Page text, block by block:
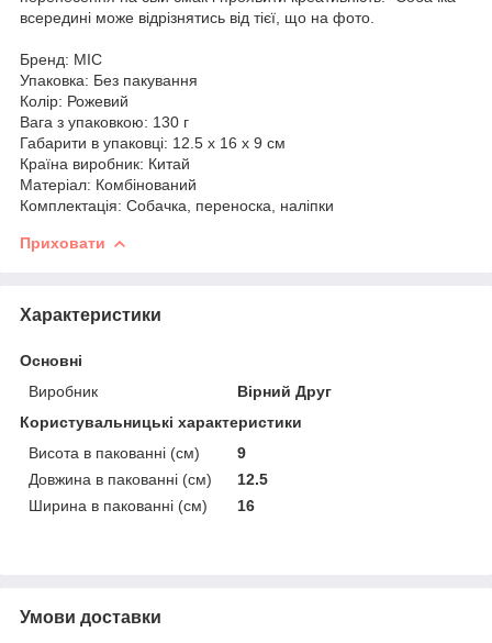
всередині може відрізнятись від тієї, що на фото.
Бренд: MIC
Упаковка: Без пакування
Колір: Рожевий
Вага з упаковкою: 130 г
Габарити в упаковці: 12.5 x 16 x 9 см
Країна виробник: Китай
Матеріал: Комбінований
Комплектація: Собачка, переноска, наліпки
Приховати
Характеристики
Основні
Виробник
Вірний Друг
Користувальницькі характеристики
Висота в пакованні (см)
9
Довжина в пакованні (см)
12.5
Ширина в пакованні (см)
16
Умови доставки